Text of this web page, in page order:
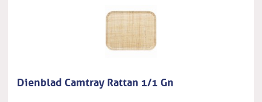
Dienblad Camtray Rattan 1/1 Gn